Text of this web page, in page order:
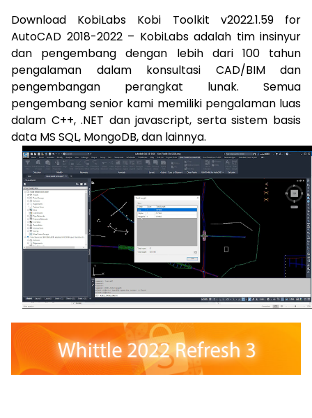
Download KobiLabs Kobi Toolkit v2022.1.59 for
AutoCAD 2018-2022 – KobiLabs adalah tim insinyur
dan pengembang dengan lebih dari 100 tahun
pengalaman dalam konsultasi CAD/BIM dan
pengembangan perangkat lunak. Semua
pengembang senior kami memiliki pengalaman luas
dalam C++, .NET dan javascript, serta sistem basis
data MS SQL, MongoDB, dan lainnya.